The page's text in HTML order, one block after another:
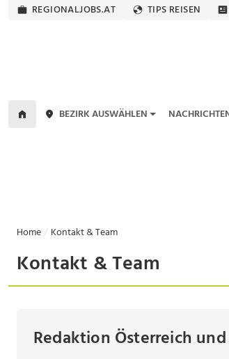
REGIONALJOBS.AT TIPS REISEN
BEZIRK AUSWÄHLEN
Home Kontakt & Team
Kontakt & Team
Redaktion Österreich